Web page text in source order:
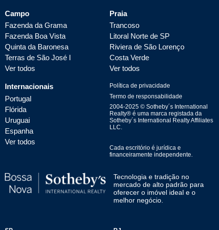
Campo
Fazenda da Grama
Fazenda Boa Vista
Quinta da Baronesa
Terras de São José I
Ver todos
Praia
Trancoso
Litoral Norte de SP
Riviera de São Lorenço
Costa Verde
Ver todos
Internacionais
Portugal
Flórida
Uruguai
Espanha
Ver todos
Política de privacidade
Termo de responsabilidade
2004-2025 © Sotheby´s International
Realty® é uma marca registada da
Sotheby´s International Realty Affiliates
LLC.
Cada escritório é jurídica e
financeiramente independente.
Tecnologia e tradição no
mercado de alto padrão para
oferecer o imóvel ideal e o
melhor negócio.